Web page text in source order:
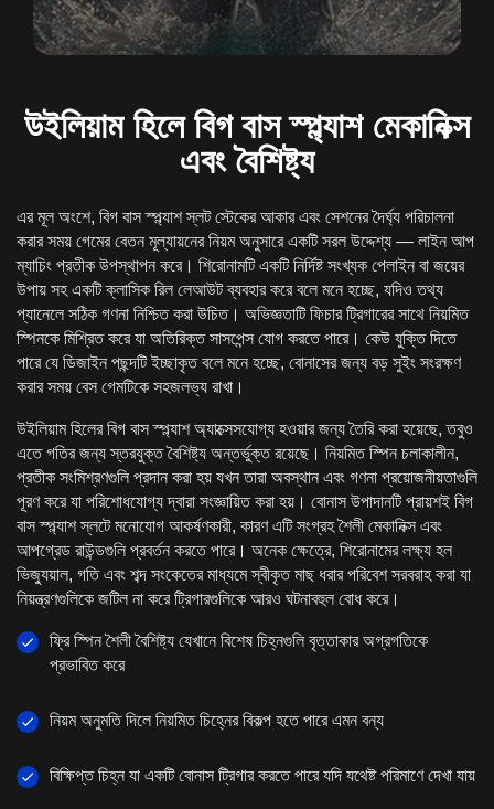
উইলিয়াম হিলে বিগ বাস স্প্ল্যাশ মেকানিক্স
এবং বৈশিষ্ট্য
এর মূল অংশে, বিগ বাস স্প্ল্যাশ স্লট স্টেকের আকার এবং সেশনের দৈর্ঘ্য পরিচালনা
করার সময় গেমের বেতন মূল্যায়নের নিয়ম অনুসারে একটি সরল উদ্দেশ্য — লাইন আপ
ম্যাচিং প্রতীক উপস্থাপন করে। শিরোনামটি একটি নির্দিষ্ট সংখ্যক পেলাইন বা জয়ের
উপায় সহ একটি ক্লাসিক রিল লেআউট ব্যবহার করে বলে মনে হচ্ছে, যদিও তথ্য
প্যানেলে সঠিক গণনা নিশ্চিত করা উচিত। অভিজ্ঞতাটি ফিচার ট্রিগারের সাথে নিয়মিত
স্পিনকে মিশ্রিত করে যা অতিরিক্ত সাসপেন্স যোগ করতে পারে। কেউ যুক্তি দিতে
পারে যে ডিজাইন পছন্দটি ইচ্ছাকৃত বলে মনে হচ্ছে, বোনাসের জন্য বড় সুইং সংরক্ষণ
করার সময় বেস গেমটিকে সহজলভ্য রাখা।
উইলিয়াম হিলের বিগ বাস স্প্ল্যাশ অ্যাক্সেসযোগ্য হওয়ার জন্য তৈরি করা হয়েছে, তবুও
এতে গতির জন্য স্তরযুক্ত বৈশিষ্ট্য অন্তর্ভুক্ত রয়েছে। নিয়মিত স্পিন চলাকালীন,
প্রতীক সংমিশ্রণগুলি প্রদান করা হয় যখন তারা অবস্থান এবং গণনা প্রয়োজনীয়তাগুলি
পূরণ করে যা পরিশোধযোগ্য দ্বারা সংজ্ঞায়িত করা হয়। বোনাস উপাদানটি প্রায়শই বিগ
বাস স্প্ল্যাশ স্লটে মনোযোগ আকর্ষণকারী, কারণ এটি সংগ্রহ শৈলী মেকানিক্স এবং
আপগ্রেড রাউন্ডগুলি প্রবর্তন করতে পারে। অনেক ক্ষেত্রে, শিরোনামের লক্ষ্য হল
ভিজ্যুয়াল, গতি এবং শব্দ সংকেতের মাধ্যমে স্বীকৃত মাছ ধরার পরিবেশ সরবরাহ করা যা
নিয়ন্ত্রণগুলিকে জটিল না করে ট্রিগারগুলিকে আরও ঘটনাবহুল বোধ করে।
ফ্রি স্পিন শৈলী বৈশিষ্ট্য যেখানে বিশেষ চিহ্নগুলি বৃত্তাকার অগ্রগতিকে
প্রভাবিত করে
নিয়ম অনুমতি দিলে নিয়মিত চিহ্নের বিকল্প হতে পারে এমন বন্য
বিক্ষিপ্ত চিহ্ন যা একটি বোনাস ট্রিগার করতে পারে যদি যথেষ্ট পরিমাণে দেখা যায়